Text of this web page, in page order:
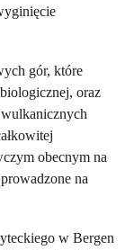
gór, które
oraz
obecnym na
na
w Bergen